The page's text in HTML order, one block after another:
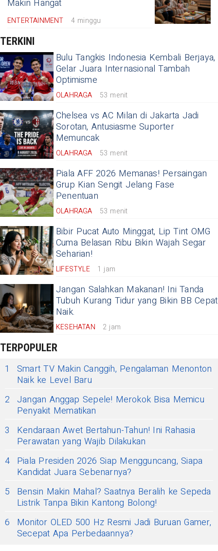
Makin Hangat
ENTERTAINMENT 4 minggu
TERKINI
Bulu Tangkis Indonesia Kembali Berjaya,
Gelar Juara Internasional Tambah
Optimisme
OLAHRAGA 53 menit
Chelsea vs AC Milan di Jakarta Jadi
Sorotan, Antusiasme Suporter
Memuncak
OLAHRAGA 53 menit
Piala AFF 2026 Memanas! Persaingan
Grup Kian Sengit Jelang Fase
Penentuan
OLAHRAGA 53 menit
Bibir Pucat Auto Minggat, Lip Tint OMG
Cuma Belasan Ribu Bikin Wajah Segar
Seharian!
LIFESTYLE 1 jam
Jangan Salahkan Makanan! Ini Tanda
Tubuh Kurang Tidur yang Bikin BB Cepat
Naik.
KESEHATAN 2 jam
TERPOPULER
1
Smart TV Makin Canggih, Pengalaman Menonton
Naik ke Level Baru
2 Jangan Anggap Sepele! Merokok Bisa Memicu
Penyakit Mematikan
3
Kendaraan Awet Bertahun-Tahun! Ini Rahasia
Perawatan yang Wajib Dilakukan
4 Piala Presiden 2026 Siap Mengguncang, Siapa
Kandidat Juara Sebenarnya?
5
Bensin Makin Mahal? Saatnya Beralih ke Sepeda
Listrik Tanpa Bikin Kantong Bolong!
6
Monitor OLED 500 Hz Resmi Jadi Buruan Gamer,
Secepat Apa Perbedaannya?